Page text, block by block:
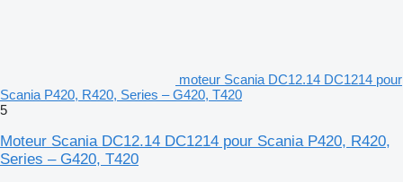
moteur Scania DC12.14 DC1214 pour
Scania P420, R420, Series – G420, T420
5
Moteur Scania DC12.14 DC1214 pour Scania P420, R420,
Series – G420, T420